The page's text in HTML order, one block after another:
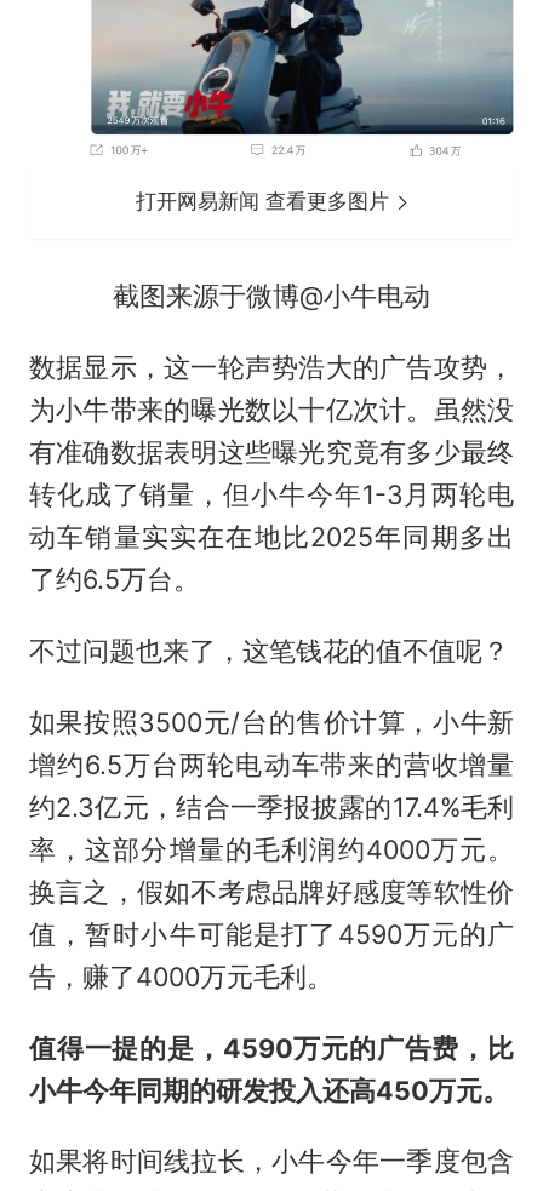
打开网易新闻 查看更多图片
截图来源于微博@小牛电动
数据显示，这一轮声势浩大的广告攻势，
为小牛带来的曝光数以十亿次计。虽然没
有准确数据表明这些曝光究竟有多少最终
转化成了销量，但小牛今年1-3月两轮电
动车销量实实在在地比2025年同期多出
了约6.5万台。
不过问题也来了，这笔钱花的值不值呢？
如果按照3500元/台的售价计算，小牛新
增约6.5万台两轮电动车带来的营收增量
约2.3亿元，结合一季报披露的17.4%毛利
率，这部分增量的毛利润约4000万元。
换言之，假如不考虑品牌好感度等软性价
值，暂时小牛可能是打了4590万元的广
告，赚了4000万元毛利。
值得一提的是，4590万元的广告费，比
小牛今年同期的研发投入还高450万元。
如果将时间线拉长，小牛今年一季度包含